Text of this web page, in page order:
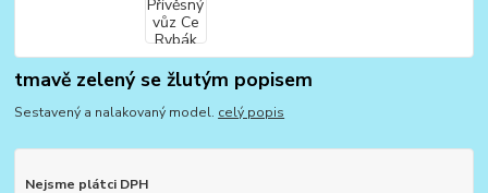
tmavě zelený se žlutým popisem
Sestavený a nalakovaný model. celý popis
Nejsme plátci DPH